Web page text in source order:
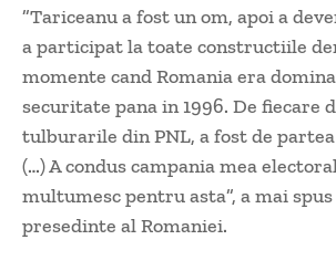
”Tariceanu a fost un om, apoi a
a participat la toate constructiile
momente cand Romania era
securitate pana in 1996. De fiecare
tulburarile din PNL, a fost de
(…) A condus campania mea
multumesc pentru asta”, a mai
presedinte al Romaniei.